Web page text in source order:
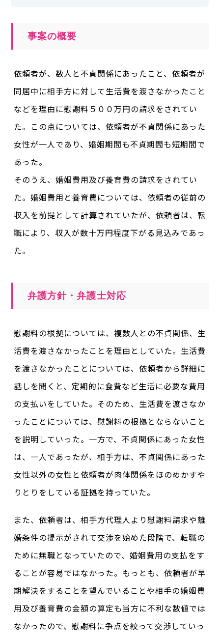
事案の概要
依頼者が、数人と不貞関係にあったこと、依頼者が
同居中に相手方に対して生活費を渡さなかったこと
などを理由に慰謝料５００万円の請求をされてい
た。この点については、依頼者が不貞関係にあった
女性が一人であり、婚姻期間も不貞期間も短期間で
あった。
そのうえ、婚姻費用及び養育費の請求をされてい
た。婚姻費用と養育費については、依頼者の従前の
収入を前提として計算されていたが、依頼者は、転
職により、収入が数十万円程度下がる見込みであっ
た。
弁護方針・弁護士対応
慰謝料の根拠については、複数人との不貞関係、生
活費を渡さなかったことを理由としていた。生活費
を渡さなかったことについては、依頼者から詳細に
話しを聞くと、定期的に食費など生活に必要な費用
の支払いをしていた。そのため、生活費を渡さなか
ったことについては、慰謝料の根拠とならないこと
を説明していった。一方で、不貞関係にあった女性
は、一人であったが、相手方は、不貞関係にあった
女性以外の女性と依頼者が肉体関係をほのめかすや
りとりをしている証拠を持っていた。
また、依頼者は、相手方代理人より慰謝料請求や離
婚条件の提示がされて交渉を始めた段階で、転職の
ために無職となっていたので、婚姻費用の支払をす
ることが容易ではなかった。もっとも、依頼者が早
期解決をすることを望んでいることや相手の婚姻費
用及び養育費の金額の算定も当方に不利な数値では
なかったので、慰謝料に争点を絞って交渉していっ